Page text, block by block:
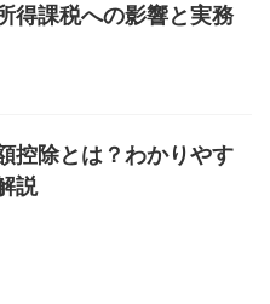
得課税への影響と実務
控除とは？わかりやす
説